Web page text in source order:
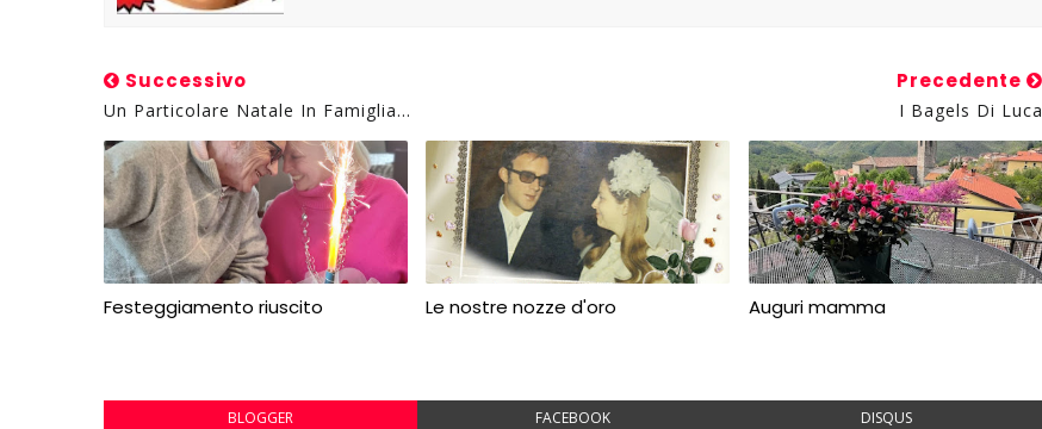
Successivo
Un Particolare Natale In Famiglia...
Precedente
I Bagels Di Luca
Festeggiamento riuscito Le nostre nozze d'oro Auguri mamma
BLOGGER FACEBOOK DISQUS